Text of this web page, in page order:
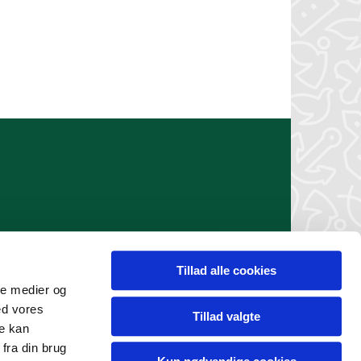
medier og
vores
kan
din brug
Tillad alle cookies
Tillad valgte
12544405)